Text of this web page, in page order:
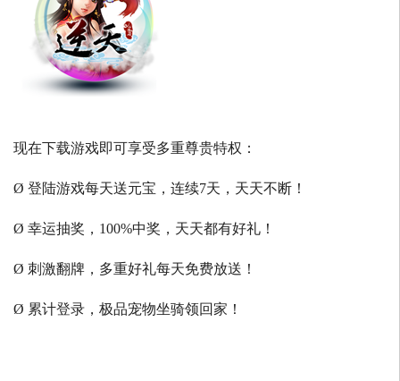
现在下载游戏即可享受多重尊贵特权：
Ø 登陆游戏每天送元宝，连续7天，天天不断！
Ø 幸运抽奖，100%中奖，天天都有好礼！
Ø 刺激翻牌，多重好礼每天免费放送！
Ø 累计登录，极品宠物坐骑领回家！